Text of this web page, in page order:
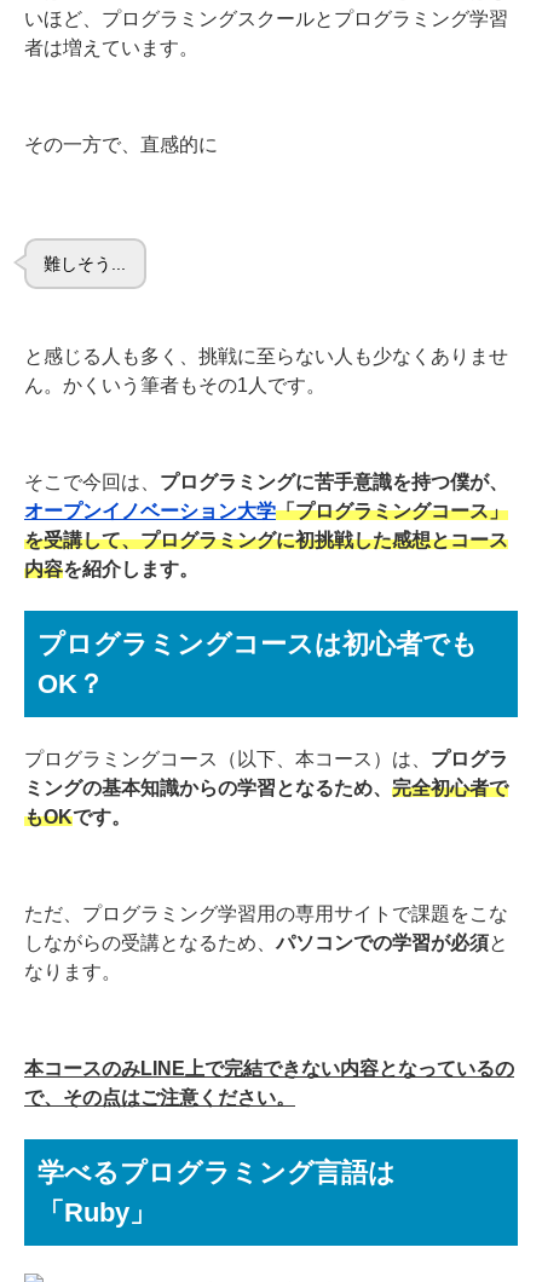
いほど、プログラミングスクールとプログラミング学習
者は増えています。
その一方で、直感的に
難しそう...
と感じる人も多く、挑戦に至らない人も少なくありませ
ん。かくいう筆者もその1人です。
そこで今回は、 プログラミングに苦手意識を持つ僕が、
オープンイノベーション大学「プログラミングコース」
を受講して、プログラミングに初挑戦した感想とコース
内容を紹介します。
プログラミングコースは初心者でも
OK？
プログラミングコース（以下、本コース）は、 プログラ
ミングの基本知識からの学習となるため、 完全初心者で
もOKです。
ただ、プログラミング学習用の専用サイトで課題をこな
しながらの受講となるため、パソコンでの学習が必須と
なります。
本コースのみLINE上で完結できない内容となっているの
で、その点はご注意ください。
学べるプログラミング言語は
「Ruby」